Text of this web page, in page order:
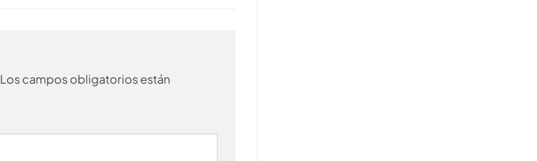
Los campos obligatorios están